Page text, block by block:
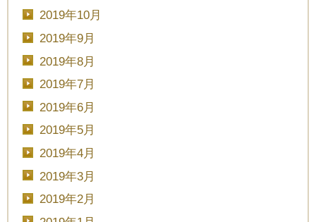
2019年10月
2019年9月
2019年8月
2019年7月
2019年6月
2019年5月
2019年4月
2019年3月
2019年2月
TEL.0120-117-548